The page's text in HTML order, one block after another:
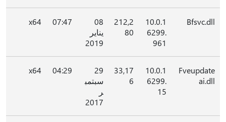
Bfsvc.dll
10.0.1
6299.
961
212,2
80
08
يناير
2019
07:47
x64
Fveupdate
ai.dll
10.0.1
6299.
15
33,17
6
29
سبتمب
ر
2017
04:29
x64